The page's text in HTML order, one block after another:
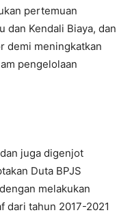
pertemuan
dan Kendali Biaya, dan
demi meningkatkan
pengelolaan
juga digenjot
Duta BPJS
melakukan
dari tahun 2017-2021